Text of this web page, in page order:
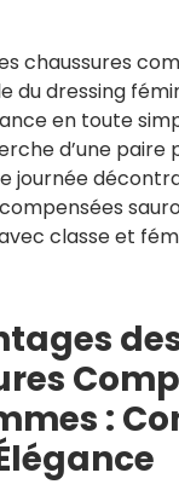
chaussures
du dressing
en toute
d’une paire
journée
classe et
: